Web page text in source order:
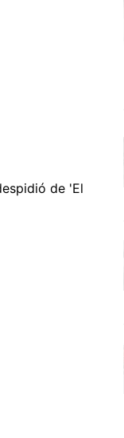
de 'El